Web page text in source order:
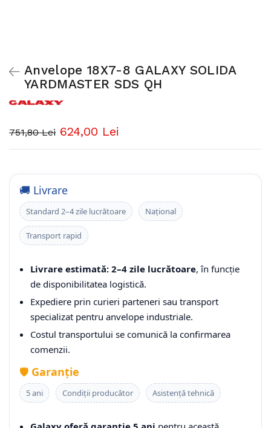
Anvelope 18X7-8 GALAXY SOLIDA
YARDMASTER SDS QH
751,80 Lei 624,00 Lei
🚚 Livrare
Standard 2–4 zile lucrătoare Național
Transport rapid
Livrare estimată: 2–4 zile lucrătoare, în funcție
de disponibilitatea logistică.
Expediere prin curieri parteneri sau transport
specializat pentru anvelope industriale.
Costul transportului se comunică la confirmarea
comenzii.
🛡️ Garanție
5 ani Condiții producător Asistență tehnică